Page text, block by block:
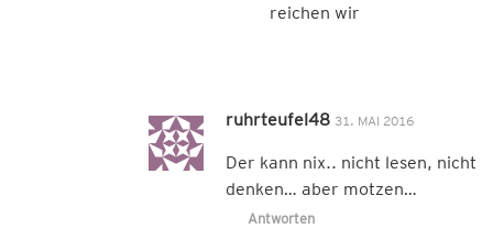
reichen wir
ruhrteufel48 31. MAI 2016
Der kann nix.. nicht lesen, nicht
denken… aber motzen…
Antworten